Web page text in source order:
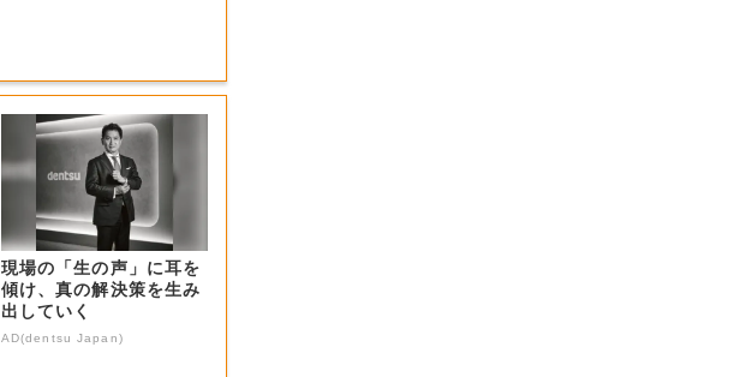
現場の「生の声」に耳を
傾け、真の解決策を生み
出していく
AD(dentsu Japan)